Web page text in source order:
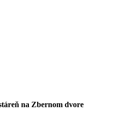
na Zbernom dvore